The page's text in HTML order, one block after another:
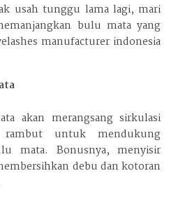
usah tunggu lama lagi, mari
bulu mata yang
manufacturer indonesia
akan merangsang sirkulasi
untuk mendukung
mata. Bonusnya, menyisir
debu dan kotoran